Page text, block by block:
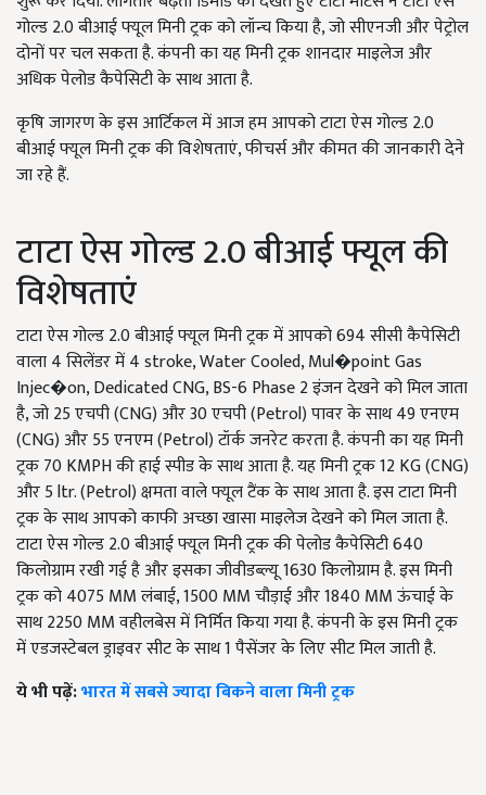
गोल्ड 2.0 बीआई फ्यूल मिनी ट्रक को लॉन्च किया है, जो सीएनजी और पेट्रोल
दोनों पर चल सकता है. कंपनी का यह मिनी ट्रक शानदार माइलेज और
अधिक पेलोड कैपेसिटी के साथ आता है.
कृषि जागरण के इस आर्टिकल में आज हम आपको टाटा ऐस गोल्ड 2.0
बीआई फ्यूल मिनी ट्रक की विशेषताएं, फीचर्स और कीमत की जानकारी देने
जा रहे हैं.
टाटा ऐस गोल्ड 2.0 बीआई फ्यूल की
विशेषताएं
टाटा ऐस गोल्ड 2.0 बीआई फ्यूल मिनी ट्रक में आपको 694 सीसी कैपेसिटी
वाला 4 सिलेंडर में 4 stroke, Water Cooled, Mul�point Gas
Injec�on, Dedicated CNG, BS-6 Phase 2 इंजन देखने को मिल जाता
है, जो 25 एचपी (CNG) और 30 एचपी (Petrol) पावर के साथ 49 एनएम
(CNG) और 55 एनएम (Petrol) टॉर्क जनरेट करता है. कंपनी का यह मिनी
ट्रक 70 KMPH की हाई स्पीड के साथ आता है. यह मिनी ट्रक 12 KG (CNG)
और 5 ltr. (Petrol) क्षमता वाले फ्यूल टैंक के साथ आता है. इस टाटा मिनी
ट्रक के साथ आपको काफी अच्छा खासा माइलेज देखने को मिल जाता है.
टाटा ऐस गोल्ड 2.0 बीआई फ्यूल मिनी ट्रक की पेलोड कैपेसिटी 640
किलोग्राम रखी गई है और इसका जीवीडब्ल्यू 1630 किलोग्राम है. इस मिनी
ट्रक को 4075 MM लंबाई, 1500 MM चौड़ाई और 1840 MM ऊंचाई के
साथ 2250 MM वहीलबेस में निर्मित किया गया है. कंपनी के इस मिनी ट्रक
में एडजस्टेबल ड्राइवर सीट के साथ 1 पैसेंजर के लिए सीट मिल जाती है.
ये भी पढ़ें:भारत में सबसे ज्यादा बिकने वाला मिनी ट्रक